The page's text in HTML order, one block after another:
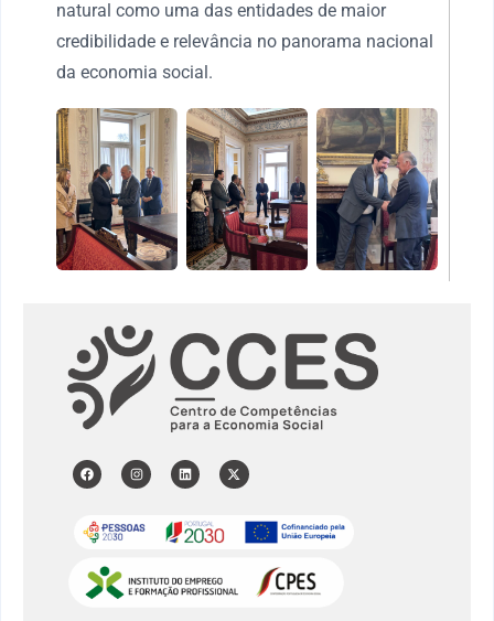
natural como uma das entidades de maior
credibilidade e relevância no panorama nacional
da economia social.